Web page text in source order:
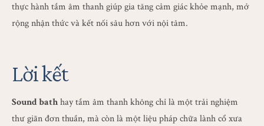
thực hành tắm âm thanh giúp gia tăng cảm giác khỏe mạnh, mở
rộng nhận thức và kết nối sâu hơn với nội tâm.
Lời kết
Sound bathhay tắm âm thanh không chỉ là một trải nghiệm
thư giãn đơn thuần, mà còn là một liệu pháp chữa lành cổ xưa